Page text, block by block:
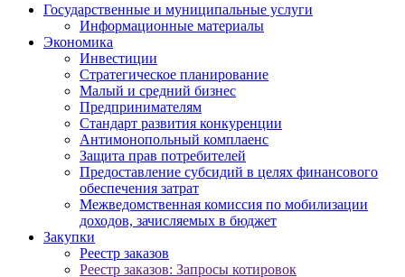
Государственные и муниципальные услуги
Информационные материалы
Экономика
Инвестиции
Стратегическое планирование
Малый и средний бизнес
Предпринимателям
Стандарт развития конкуренции
Антимонопольный комплаенс
Защита прав потребителей
Предоставление субсидий в целях финансового
обеспечения затрат
Межведомственная комиссия по мобилизации
доходов, зачисляемых в бюджет
Закупки
Реестр заказов
Реестр заказов: Запросы котировок